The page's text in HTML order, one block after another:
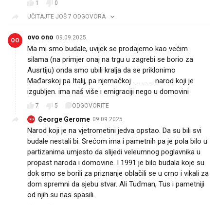
1
0
UČITAJTE JOŠ 7 ODGOVORA
OO ovo ono 09.09.2025.
Ma mi smo budale, uvijek se prodajemo kao većim
silama (na primjer onaj na trgu u zagrebi se borio za
Ausrtiju) onda smo ubili kralja da se priklonimo
Mađarskoj pa Italij, pa njemačkoj .............. narod koji je
izgubljen. ima naš više i emigraciji nego u domovini
7 5 ODGOVORITE
GG George Gerome 09.09.2025.
Narod koji je na vjetrometini jedva opstao. Da su bili svi
budale nestali bi. Srećom ima i pametnih pa je pola bilo u
partizanima umjesto da slijedi veleumnog poglavnika u
propast naroda i domovine. I 1991 je bilo budala koje su
dok smo se borili za priznanje oblačili se u crno i vikali za
dom spremni da sjebu stvar. Ali Tuđman, Tus i pametniji
od njih su nas spasili.